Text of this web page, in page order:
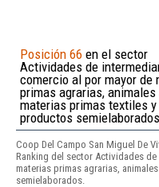
Posición 66 en el sector
Actividades de
comercio al por mayor de
primas agrarias, animales
materias primas textiles y
productos semielaborados
Coop Del Campo San Miguel De
Ranking del sector Actividades
materias primas agrarias,
semielaborados.